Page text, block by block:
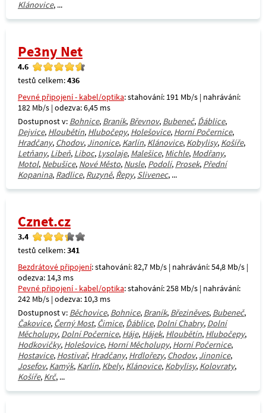
Klánovice, ...
Pe3ny Net
4.6
testů celkem:436
Pevné připojení - kabel/optika: stahování: 191 Mb/s | nahrávání:
182 Mb/s | odezva: 6,45 ms
Dostupnost v: Bohnice, Braník, Břevnov, Bubeneč, Ďáblice,
Dejvice, Hloubětín, Hlubočepy, Holešovice, Horní Počernice,
Hradčany, Chodov, Jinonice, Karlín, Klánovice, Kobylisy, Košíře,
Letňany, Libeň, Liboc, Lysolaje, Malešice, Michle, Modřany,
Motol, Nebušice, Nové Město, Nusle, Podolí, Prosek, Přední
Kopanina, Radlice, Ruzyně, Řepy, Slivenec, ...
Cznet.cz
3.4
testů celkem:341
Bezdrátové připojení: stahování: 82,7 Mb/s | nahrávání: 54,8 Mb/s |
odezva: 14,3 ms
Pevné připojení - kabel/optika: stahování: 258 Mb/s | nahrávání:
242 Mb/s | odezva: 10,3 ms
Dostupnost v: Běchovice, Bohnice, Braník, Březiněves, Bubeneč,
Čakovice, Černý Most, Čimice, Ďáblice, Dolní Chabry, Dolní
Měcholupy, Dolní Počernice, Háje, Hájek, Hloubětín, Hlubočepy,
Hodkovičky, Holešovice, Horní Měcholupy, Horní Počernice,
Hostavice, Hostivař, Hradčany, Hrdlořezy, Chodov, Jinonice,
Josefov, Kamýk, Karlín, Kbely, Klánovice, Kobylisy, Kolovraty,
Košíře, Krč, ...